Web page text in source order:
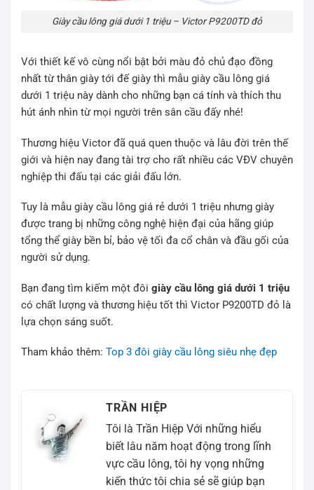
Giày cầu lông giá dưới 1 triệu – Victor P9200TD đỏ
Với thiết kế vô cùng nổi bật bởi màu đỏ chủ đạo đồng
nhất từ thân giày tới đế giày thì mẫu giày cầu lông giá
dưới 1 triệu này dành cho những bạn cá tính và thích thu
hút ánh nhìn từ mọi người trên sân cầu đấy nhé!
Thương hiệu Victor đã quá quen thuộc và lâu đời trên thế
giới và hiện nay đang tài trợ cho rất nhiều các VĐV chuyên
nghiệp thi đấu tại các giải đấu lớn.
Tuy là mẫu giày cầu lông giá rẻ dưới 1 triệu nhưng giày
được trang bị những công nghệ hiện đại của hãng giúp
tổng thể giày bền bỉ, bảo vệ tối đa cổ chân và đầu gối của
người sử dụng.
Bạn đang tìm kiếm một đôi giày cầu lông giá dưới 1 triệu
có chất lượng và thương hiệu tốt thì Victor P9200TD đỏ là
lựa chọn sáng suốt.
Tham khảo thêm: Top 3 đôi giày cầu lông siêu nhẹ đẹp
TRẦN HIỆP
Tôi là Trần Hiệp Với những hiểu
biết lâu năm hoạt động trong lĩnh
vực cầu lông, tôi hy vọng những
kiến thức tôi chia sẻ sẽ giúp bạn